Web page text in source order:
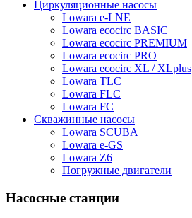
Циркуляционные насосы
Lowara e-LNE
Lowara ecocirc BASIC
Lowara ecocirc PREMIUM
Lowara ecocirc PRO
Lowara ecocirc XL / XLplus
Lowara TLC
Lowara FLC
Lowara FC
Скважинные насосы
Lowara SCUBA
Lowara e-GS
Lowara Z6
Погружные двигатели
Насосные станции